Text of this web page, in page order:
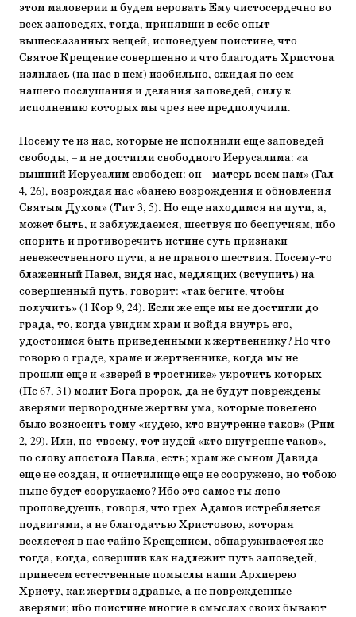
этом маловерии и будем веровать Ему чистосердечно во
всех заповедях, тогда, принявши в себе опыт
вышесказанных вещей, исповедуем поистине, что
Святое Крещение совершенно и что благодать Христова
излилась (на нас в нем) изобильно, ожидая по сем
нашего послушания и делания заповедей, силу к
исполнению которых мы чрез нее предполучили.
Посему те из нас, которые не исполнили еще заповедей
свободы, – и не достигли свободного Иерусалима: «а
вышний Иерусалим свободен: он – матерь всем нам» (Гал
4, 26), возрождая нас «банею возрождения и обновления
Святым Духом» (Тит 3, 5). Но еще находимся на пути, а,
может быть, и заблуждаемся, шествуя по беспутиям, ибо
спорить и противоречить истине суть признаки
невежественного пути, а не правого шествия. Посему-то
блаженный Павел, видя нас, медлящих (вступить) на
совершенный путь, говорит: «так бегите, чтобы
получить» (1 Кор 9, 24). Если же еще мы не достигли до
града, то, когда увидим храм и войдя внутрь его,
удостоимся быть приведенными к жертвеннику? Но что
говорю о граде, храме и жертвеннике, когда мы не
прошли еще и «зверей в тростнике» укротить которых
(Пс 67, 31) молит Бога пророк, да не будут повреждены
зверями первородные жертвы ума, которые повелено
было возносить тому «иудею, кто внутренне таков» (Рим
2, 29). Или, по-твоему, тот иудей «кто внутренне таков»,
по слову апостола Павла, есть; храм же сыном Давида
еще не создан, и очистилище еще не сооружено, но тобою
ныне будет сооружаемо? Ибо это самое ты ясно
проповедуешь, говоря, что грех Адамов истребляется
подвигами, а не благодатью Христовою, которая
вселяется в нас тайно Крещением, обнаруживается же
тогда, когда, совершив как надлежит путь заповедей,
принесем естественные помыслы наши Архиерею
Христу, как жертвы здравые, а не поврежденные
зверями; ибо поистине многие в смыслах своих бывают